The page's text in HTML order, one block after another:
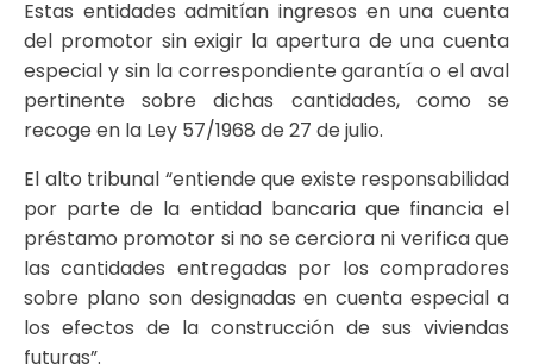
Estas entidades admitían ingresos en una cuenta
del promotor sin exigir la apertura de una cuenta
especial y sin la correspondiente garantía o el aval
pertinente sobre dichas cantidades, como se
recoge en la Ley 57/1968 de 27 de julio.
El alto tribunal “entiende que existe responsabilidad
por parte de la entidad bancaria que financia el
préstamo promotor si no se cerciora ni verifica que
las cantidades entregadas por los compradores
sobre plano son designadas en cuenta especial a
los efectos de la construcción de sus viviendas
futuras”.